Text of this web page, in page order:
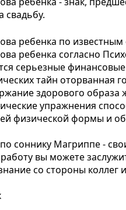
свадьбу.
ребенка по
ребенка согласно
серьезные
тайн оторванная
здорового образа
упражнения
физической формы и
соннику Магриппе -
вы можете
со стороны коллег и